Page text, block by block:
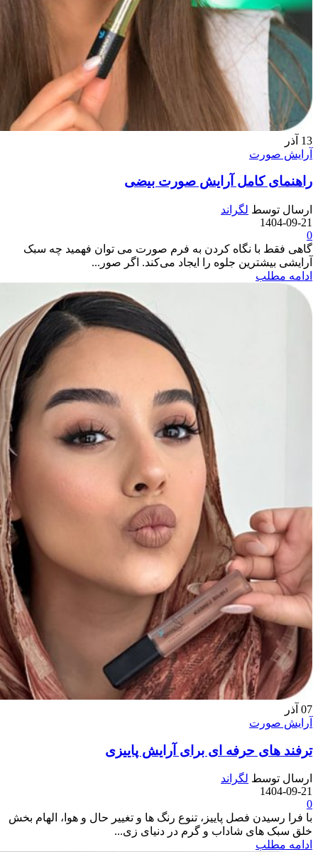
13 آذر
آرایش صورت
راهنمای کامل آرایش صورت بیضی
ارسال توسط لگراند
1404-09-21
0
گاهی فقط با نگاه کردن به فرم صورت می ‌توان فهمید چه سبک
آرایشی بیشترین جلوه را ایجاد می‌کند. اگر صور...
ادامه مطلب
07 آذر
آرایش صورت
ترفند های حرفه ای برای آرایش پاییزی
ارسال توسط لگراند
1404-09-21
0
با فرا رسیدن فصل پاییز، تنوع رنگ ها و تغییر حال و هوا، الهام بخش
خلق سبک های شاداب و گرم در دنیای زی...
ادامه مطلب